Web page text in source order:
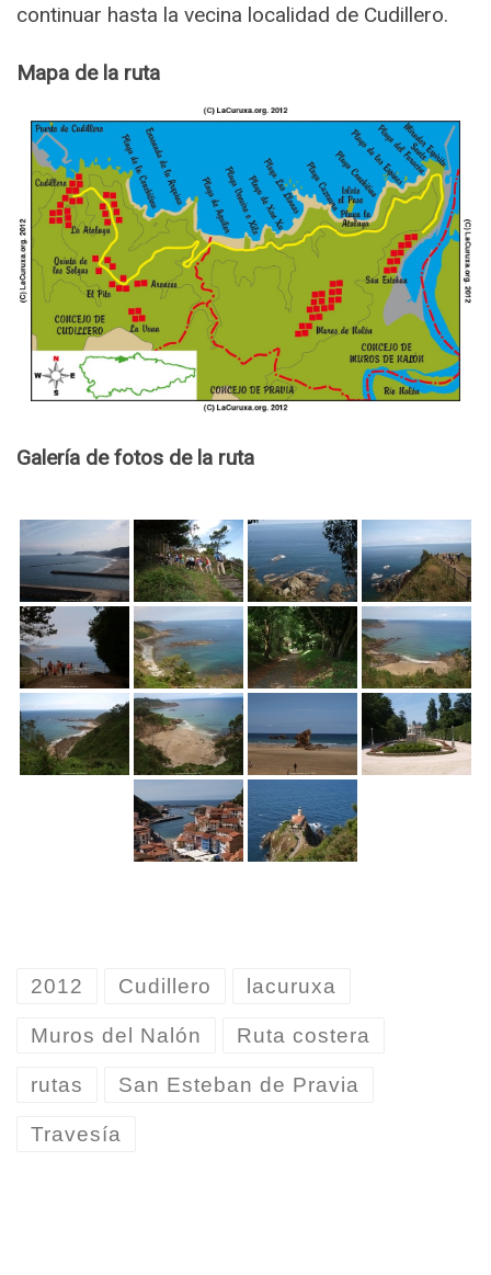
continuar hasta la vecina localidad de Cudillero.
Mapa de la ruta
Galería de fotos de la ruta
2012 Cudillero lacuruxa
Muros del Nalón Ruta costera
rutas San Esteban de Pravia
Travesía